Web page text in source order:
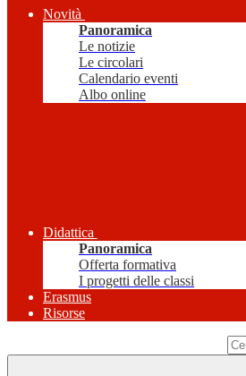
Novità
Panoramica
Le notizie
Le circolari
Calendario eventi
Albo online
Didattica
Panoramica
Offerta formativa
I progetti delle classi
Erasmus
Risorse